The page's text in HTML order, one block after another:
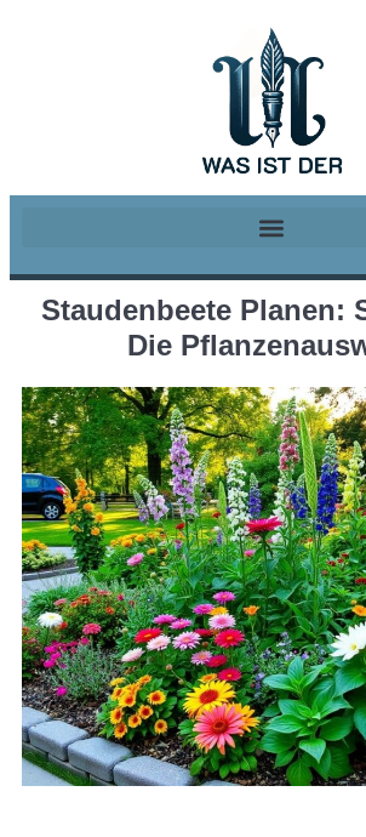
Staudenbeete Planen:
Die